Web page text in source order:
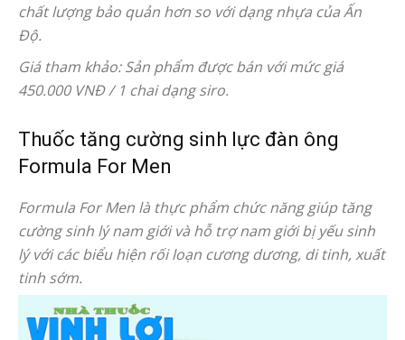
chất lượng bảo quản hơn so với dạng nhựa của Ấn
Độ.
Giá tham khảo: Sản phẩm được bán với mức giá
450.000 VNĐ / 1 chai dạng siro.
Thuốc tăng cường sinh lực đàn ông
Formula For Men
Formula For Men là thực phẩm chức năng giúp tăng
cường sinh lý nam giới và hỗ trợ nam giới bị yếu sinh
lý với các biểu hiện rối loạn cương dương, di tinh, xuất
tinh sớm.